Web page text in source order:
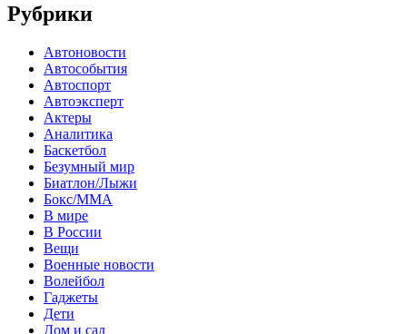
Рубрики
Автоновости
Автособытия
Автоспорт
Автоэксперт
Актеры
Аналитика
Баскетбол
Безумный мир
Биатлон/Лыжи
Бокс/MMA
В мире
В России
Вещи
Военные новости
Волейбол
Гаджеты
Дети
Дом и сад